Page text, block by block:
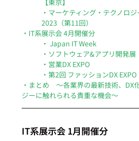
【東京】
・マーケティング・テクノロ
2023（第11回）
・IT系展示会 4月開催分
・ Japan IT Week
・ソフトウェア&アプリ開発展
・営業DX EXPO
・第2回 ファッションDX EXPO
・まとめ　～各業界の最新技術、DX
ジーに触れられる貴重な機会～
IT系展示会 1月開催分